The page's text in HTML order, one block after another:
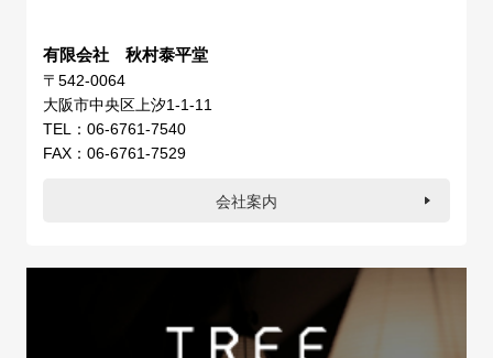
有限会社 秋村泰平堂
〒542-0064
大阪市中央区上汐1-1-11
TEL：06-6761-7540
FAX：06-6761-7529
会社案内